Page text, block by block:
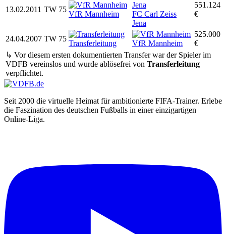
13.02.2011 TW 75
VfR Mannheim
FC Carl Zeiss
Jena
551.124
€
24.04.2007 TW 75
Transferleitung VfR Mannheim
525.000
€
↳ Vor diesem ersten dokumentierten Transfer war der Spieler im
VDFB vereinslos und wurde ablösefrei von Transferleitung
verpflichtet.
Seit 2000 die virtuelle Heimat für ambitionierte FIFA-Trainer. Erlebe
die Faszination des deutschen Fußballs in einer einzigartigen
Online-Liga.